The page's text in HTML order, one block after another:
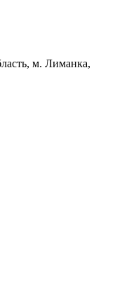
м. Лиманка,